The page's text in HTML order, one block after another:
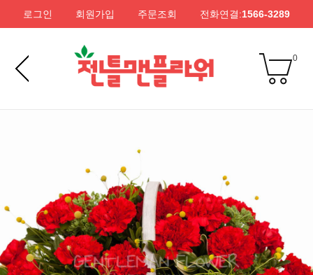
로그인 회원가입 주문조회 전화연결:1566-3289
0